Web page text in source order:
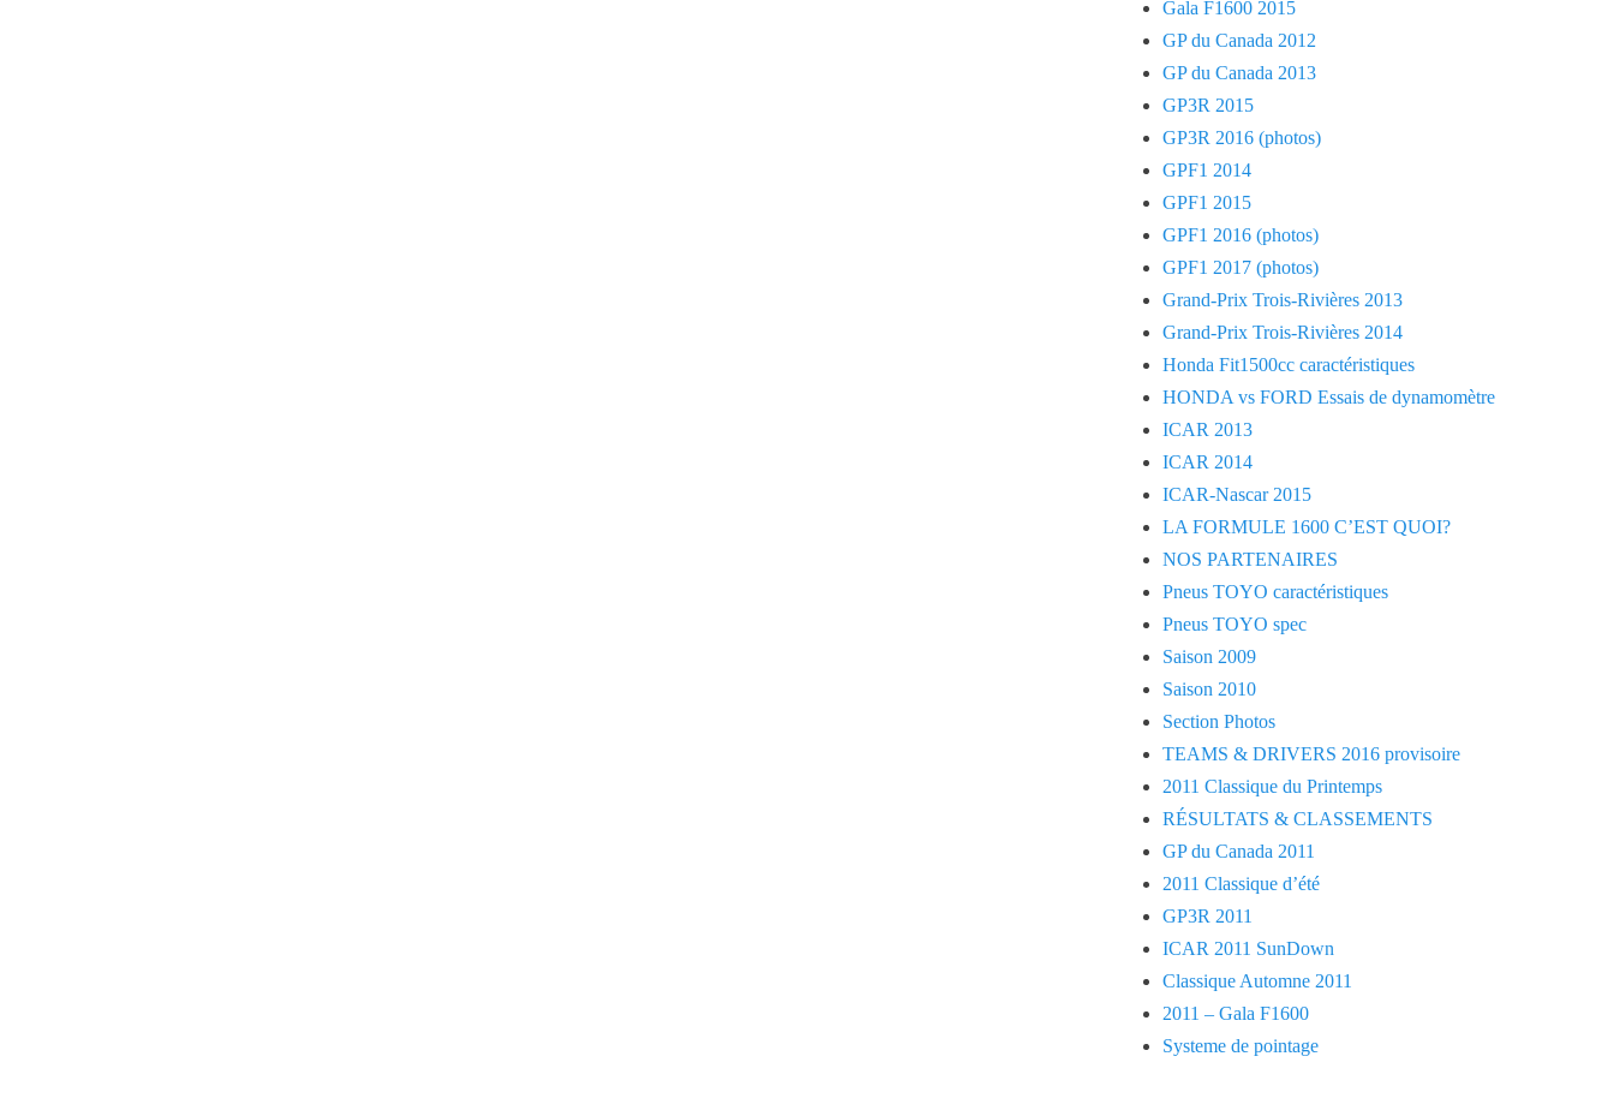
Gala F1600 2015
GP du Canada 2012
GP du Canada 2013
GP3R 2015
GP3R 2016 (photos)
GPF1 2014
GPF1 2015
GPF1 2016 (photos)
GPF1 2017 (photos)
Grand-Prix Trois-Rivières 2013
Grand-Prix Trois-Rivières 2014
Honda Fit1500cc caractéristiques
HONDA vs FORD Essais de dynamomètre
ICAR 2013
ICAR 2014
ICAR-Nascar 2015
LA FORMULE 1600 C’EST QUOI?
NOS PARTENAIRES
Pneus TOYO caractéristiques
Pneus TOYO spec
Saison 2009
Saison 2010
Section Photos
TEAMS & DRIVERS 2016 provisoire
2011 Classique du Printemps
RÉSULTATS & CLASSEMENTS
GP du Canada 2011
2011 Classique d’été
GP3R 2011
ICAR 2011 SunDown
Classique Automne 2011
2011 – Gala F1600
Systeme de pointage